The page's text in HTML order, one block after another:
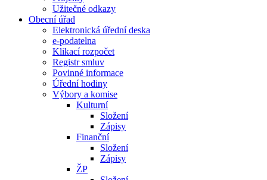
Užitečné odkazy
Obecní úřad
Elektronická úřední deska
e-podatelna
Klikací rozpočet
Registr smluv
Povinné informace
Úřední hodiny
Výbory a komise
Kulturní
Složení
Zápisy
Finanční
Složení
Zápisy
ŽP